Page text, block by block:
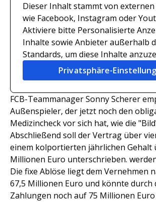
Dieser Inhalt stammt von
wie Facebook, Instagram oder
Aktiviere bitte Personalisierte
Inhalte sowie Anbieter außerhalb
Standards, um diese Inhalte
Privatsphäre-
FCB-Teammanager Sonny Scherer
Außenspieler, der jetzt noch den
Medizincheck vor sich hat, wie die
Abschließend soll der Vertrag über
einem kolportierten jährlichen Gehalt
Millionen Euro unterschrieben.
Die fixe Ablöse liegt dem Vernehmen
67,5 Millionen Euro und könnte durch
Zahlungen noch auf 75 Millionen